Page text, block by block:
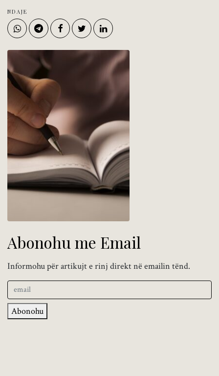
NDAJE
Abonohu me Email
Informohu për artikujt e rinj direkt në emailin tënd.
Abonohu